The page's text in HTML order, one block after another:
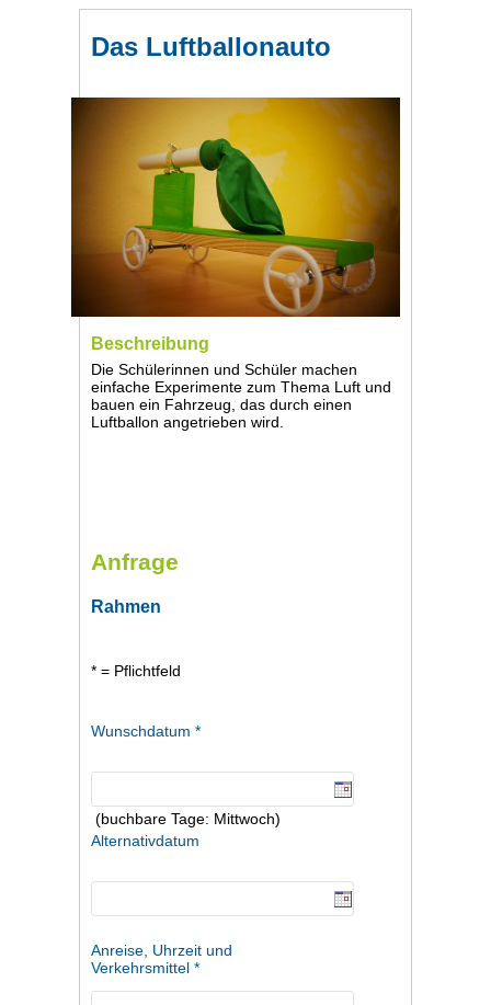
Das Luftballonauto
Beschreibung
Die Schülerinnen und Schüler machen
einfache Experimente zum Thema Luft und
bauen ein Fahrzeug, das durch einen
Luftballon angetrieben wird.
Anfrage
Rahmen
* = Pflichtfeld
Wunschdatum *
(buchbare Tage: Mittwoch)
Alternativdatum
Anreise, Uhrzeit und
Verkehrsmittel *